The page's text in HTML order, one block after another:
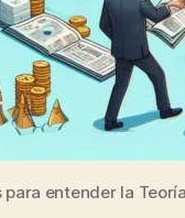
para entender la